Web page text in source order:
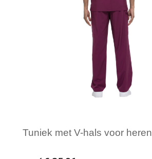
Tuniek met V-hals voor heren